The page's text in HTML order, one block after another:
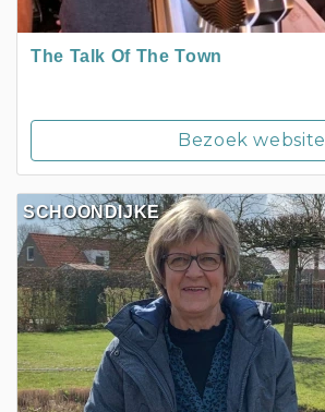
The Talk Of The Town
Bezoek website
SCHOONDIJKE